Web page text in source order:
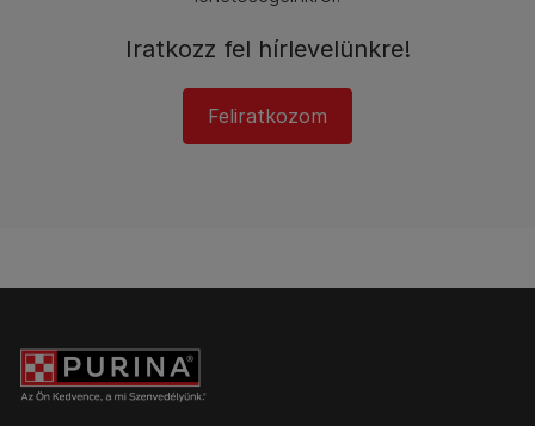
Iratkozz fel hírlevelünkre!​
Feliratkozom